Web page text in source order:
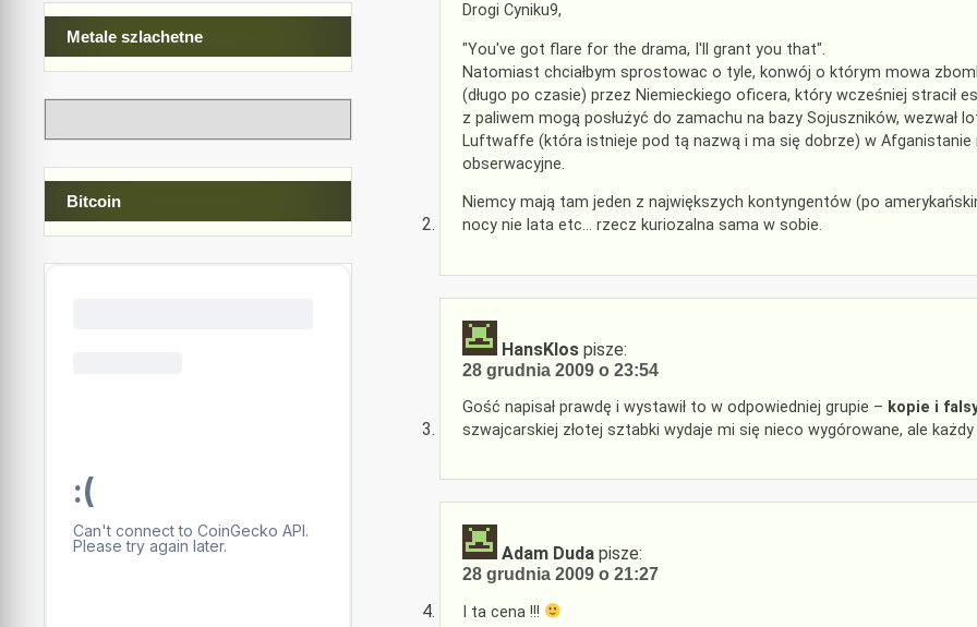
Drogi Cyniku9,
"You've got flare for the drama, I'll grant you that".
Natomiast chciałbym sprostowac o tyle, konwój o którym mowa
(długo po czasie) przez Niemieckiego oficera, który wcześniej stracił
z paliwem mogą posłużyć do zamachu na bazy Sojuszników, wezwał
Luftwaffe (która istnieje pod tą nazwą i ma się dobrze) w
obserwacyjne.
Niemcy mają tam jeden z największych kontyngentów (po
nocy nie lata etc… rzecz kuriozalna sama w sobie.
HansKlos pisze:
28 grudnia 2009 o 23:54
Gość napisał prawdę i wystawił to w odpowiedniej grupie – kopie i
szwajcarskiej złotej sztabki wydaje mi się nieco wygórowane, ale
Adam Duda pisze:
28 grudnia 2009 o 21:27
I ta cena !!!
Metale szlachetne
Bitcoin